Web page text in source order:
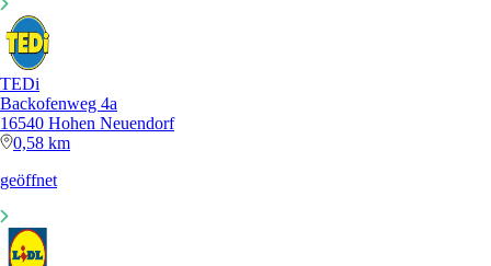
TEDi
Backofenweg 4a
16540 Hohen Neuendorf
0,58 km
geöffnet